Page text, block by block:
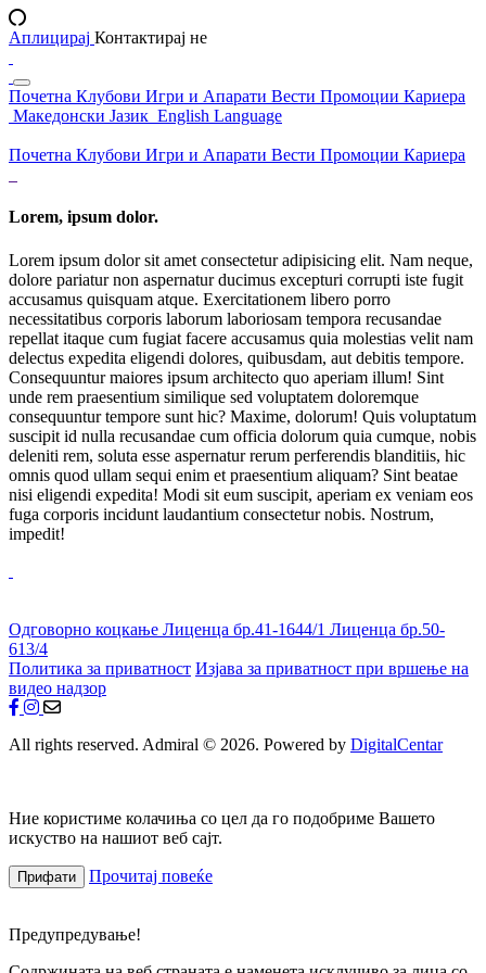
Аплицирај Контактирај не
Почетна Клубови Игри и Апарати Вести Промоции Кариера
Македонски Јазик English Language
Почетна Клубови Игри и Апарати Вести Промоции Кариера
Lorem, ipsum dolor.
Lorem ipsum dolor sit amet consectetur adipisicing elit. Nam neque,
dolore pariatur non aspernatur ducimus excepturi corrupti iste fugit
accusamus quisquam atque. Exercitationem libero porro
necessitatibus corporis laborum laboriosam tempora recusandae
repellat itaque cum fugiat facere accusamus quia molestias velit nam
delectus expedita eligendi dolores, quibusdam, aut debitis tempore.
Consequuntur maiores ipsum architecto quo aperiam illum! Sint
unde rem praesentium similique sed voluptatem doloremque
consequuntur tempore sunt hic? Maxime, dolorum! Quis voluptatum
suscipit id nulla recusandae cum officia dolorum quia cumque, nobis
deleniti rem, soluta esse aspernatur rerum perferendis blanditiis, hic
omnis quod ullam sequi enim et praesentium aliquam? Sint beatae
nisi eligendi expedita! Modi sit eum suscipit, aperiam ex veniam eos
fuga corporis incidunt laudantium consectetur nobis. Nostrum,
impedit!
Одговорно коцкање Лиценца бр.41-1644/1 Лиценца бр.50-
613/4
Политика за приватност Изјава за приватност при вршење на
видео надзор
All rights reserved. Admiral © 2026. Powered by DigitalCentar
Ние користиме колачиња со цел да го подобриме Вашето
искуство на нашиот веб сајт.
Прифати Прочитај повеќе
Предупредување!